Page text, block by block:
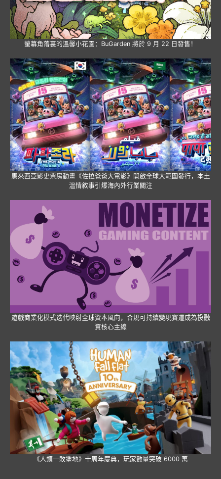
螢幕角落裏的溫馨小花園：BuGarden 將於 9 月 22 日發售！
馬來西亞影史票房動畫《佐拉爸爸大電影》開啟全球大範圍發行，本土
溫情敘事引爆海內外行業關注
遊戲商業化模式迭代映射全球資本風向，合規可持續變現賽道成為投融
資核心主線
《人類一敗塗地》十周年慶典，玩家數量突破 6000 萬